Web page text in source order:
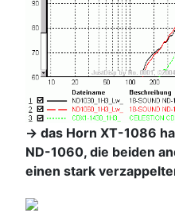
-> das Horn XT-1086
ND-1060, die beiden
einen stark